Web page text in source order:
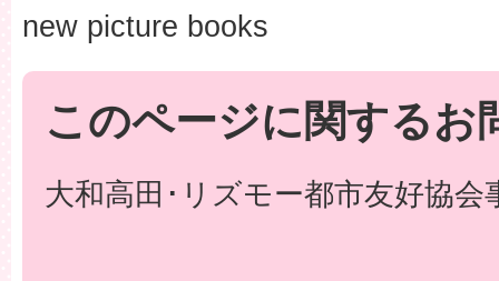
new picture books
このページに関するお
大和高田･リズモー都市友好協会